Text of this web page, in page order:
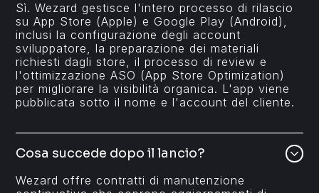
Sì. Wezard gestisce l'intero processo di rilascio
su App Store (Apple) e Google Play (Android),
inclusi la configurazione degli account
sviluppatore, la preparazione dei materiali
richiesti dagli store, il processo di review e
l'ottimizzazione ASO (App Store Optimization)
per migliorare la visibilità organica. L'app viene
pubblicata sotto il nome e l'account del cliente.
Cosa succede dopo il lancio?
Wezard offre contratti di manutenzione